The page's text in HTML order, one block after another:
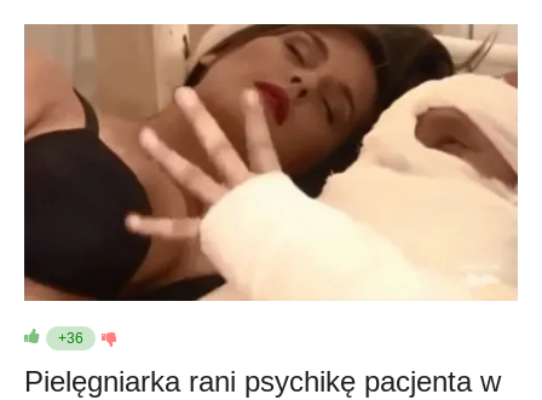
+36
Pielęgniarka rani psychikę pacjenta w